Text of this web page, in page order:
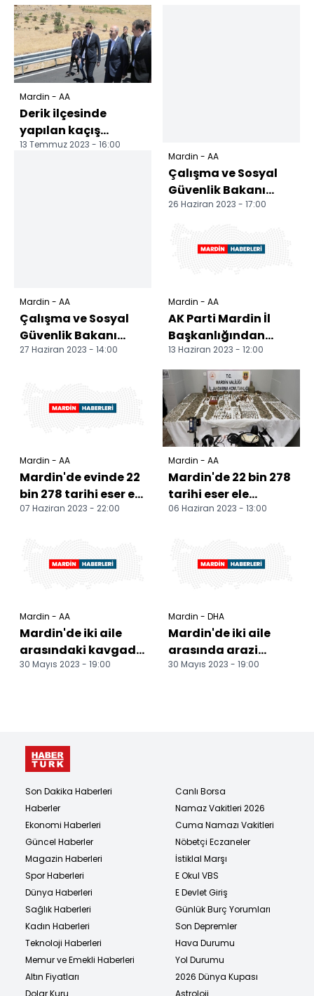
Mardin - AA
Derik ilçesinde
yapılan kaçış
rampası
13 Temmuz 2023 - 16:00
Mardin - AA
Çalışma ve Sosyal
Güvenlik Bakanı
Vedat Işıkhan,
27 Haziran 2023 - 14:00
Mardin - AA
Çalışma ve Sosyal
Güvenlik Bakanı
Vedat Işıkhan,
26 Haziran 2023 - 17:00
Mardin - AA
AK Parti Mardin İl
Başkanlığından
teşkilatlara ziyaret
13 Haziran 2023 - 12:00
Mardin - AA
Mardin'de evinde 22
bin 278 tarihi eser ele
geçirilen şüpheli
07 Haziran 2023 - 22:00
Mardin - AA
Mardin'de 22 bin 278
tarihi eser ele
geçirildi
06 Haziran 2023 - 13:00
Mardin - AA
Mardin'de iki aile
arasındaki kavgada
biri jandarma
30 Mayıs 2023 - 19:00
Mardin - DHA
Mardin'de iki aile
arasında arazi
anlaşmazlığı
30 Mayıs 2023 - 19:00
Son Dakika Haberleri
Haberler
Ekonomi Haberleri
Güncel Haberler
Magazin Haberleri
Spor Haberleri
Dünya Haberleri
Sağlık Haberleri
Kadın Haberleri
Teknoloji Haberleri
Memur ve Emekli Haberleri
Altın Fiyatları
Dolar Kuru
Canlı Borsa
Namaz Vakitleri 2026
Cuma Namazı Vakitleri
Nöbetçi Eczaneler
İstiklal Marşı
E Okul VBS
E Devlet Giriş
Günlük Burç Yorumları
Son Depremler
Hava Durumu
Yol Durumu
2026 Dünya Kupası
Astroloji